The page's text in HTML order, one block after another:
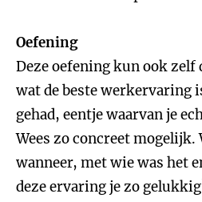
Oefening
Deze oefening kun ook zelf
wat de beste werkervaring
gehad, eentje waarvan je
Wees zo concreet mogelijk.
wanneer, met wie was het
deze ervaring je zo